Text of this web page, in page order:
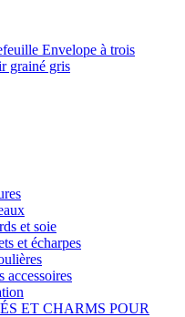
et soie
et écharpes
accessoires
ET CHARMS POUR